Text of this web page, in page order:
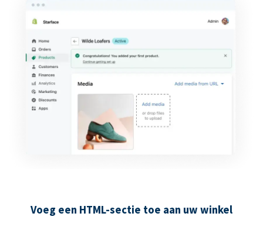
Voeg een HTML-sectie toe aan uw winkel